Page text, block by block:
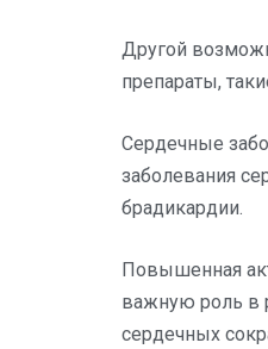
Другой
препараты,
Сердечные
заболевания
брадикардии.
Повышенная
важную роль в
сердечных